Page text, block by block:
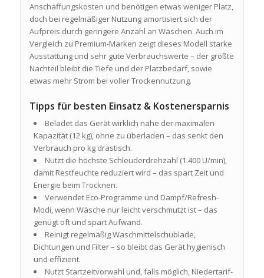
Anschaffungskosten und benötigen etwas weniger Platz,
doch bei regelmäßiger Nutzung amortisiert sich der
Aufpreis durch geringere Anzahl an Wäschen. Auch im
Vergleich zu Premium-Marken zeigt dieses Modell starke
Ausstattung und sehr gute Verbrauchswerte – der größte
Nachteil bleibt die Tiefe und der Platzbedarf, sowie
etwas mehr Strom bei voller Trockennutzung.
Tipps für besten Einsatz & Kostenersparnis
Beladet das Gerät wirklich nahe der maximalen
Kapazität (12 kg), ohne zu überladen – das senkt den
Verbrauch pro kg drastisch.
Nutzt die höchste Schleuderdrehzahl (1.400 U/min),
damit Restfeuchte reduziert wird – das spart Zeit und
Energie beim Trocknen.
Verwendet Eco-Programme und Dampf/Refresh-
Modi, wenn Wäsche nur leicht verschmutzt ist – das
genügt oft und spart Aufwand.
Reinigt regelmäßig Waschmittelschublade,
Dichtungen und Filter – so bleibt das Gerät hygienisch
und effizient.
Nutzt Startzeitvorwahl und, falls möglich, Niedertarif-